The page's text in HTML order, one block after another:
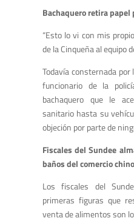
Bachaquero retira
“Esto lo vi con mis
de la Cinqueña al equipo
Todavía consternada
funcionario de la
bachaquero que le
sanitario hasta su
objeción por parte de
Fiscales del Sundee
baños del comercio chino
Los fiscales del
primeras figuras que
venta de alimentos son